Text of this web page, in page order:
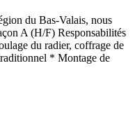
du Bas-Valais, nous
A (H/F) Responsabilités
du radier, coffrage de
* Montage de